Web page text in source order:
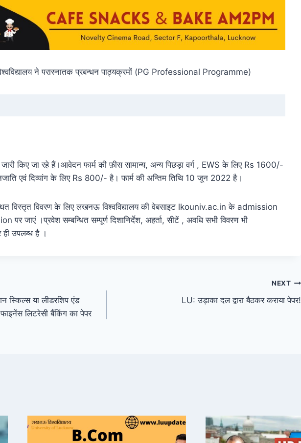
ने परास्नातक प्रबन्धन पाठ्यक्रमों (PG Professional Programme)
किए जा रहे हैं।आवेदन फार्म की फ़ीस सामान्य, अन्य पिछड़ा वर्ग , EWS के लिए Rs 1600/-
एवं दिव्यांग के लिए Rs 800/- है। फार्म की अन्तिम तिथि 10 जून 2022 है।
विस्तृत विवरण के लिए लखनऊ विश्वविद्यालय की वेबसाइट lkouniv.ac.in के admission
जाएं ।प्रवेश सम्बन्धित सम्पूर्ण दिशानिर्देश, अहर्ता, सीटें , अवधि सभी विवरण भी
उपलब्ध है ।
या लीडरशिप एंड
लिटरेसी बैंकिंग का पेपर
NEXT
LU: उड़ाका दल द्वारा बैठकर कराया पेपर!